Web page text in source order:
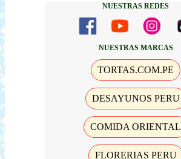
NUESTRAS REDES
NUESTRAS MARCAS
TORTAS.COM.PE
DESAYUNOS PERU
COMIDA ORIENTAL
FLORERIAS PERU